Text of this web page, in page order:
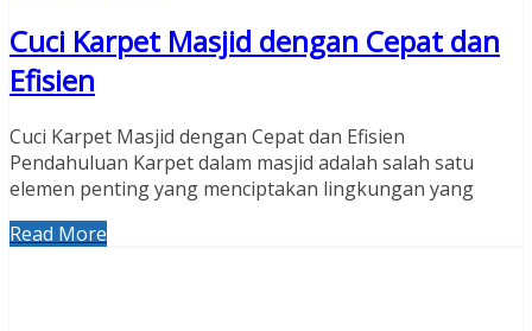
Cuci Karpet Masjid dengan Cepat dan
Efisien
Cuci Karpet Masjid dengan Cepat dan Efisien
Pendahuluan Karpet dalam masjid adalah salah satu
elemen penting yang menciptakan lingkungan yang
Read More